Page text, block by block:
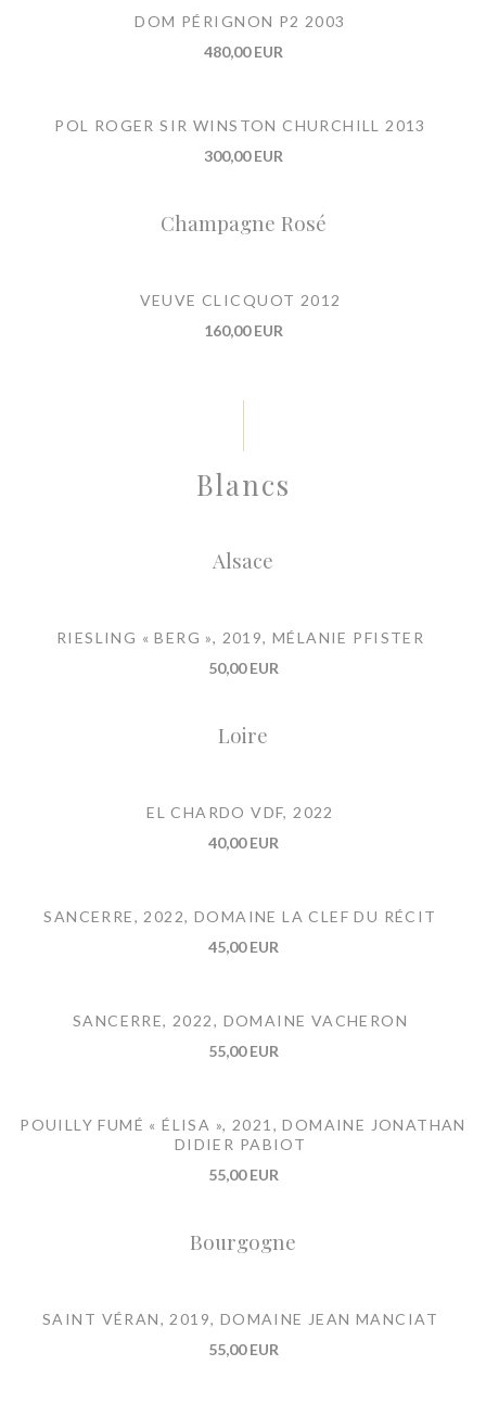
DOM PÉRIGNON P2 2003
480,00 EUR
POL ROGER SIR WINSTON CHURCHILL 2013
300,00 EUR
Champagne Rosé
VEUVE CLICQUOT 2012
160,00 EUR
Blancs
Alsace
RIESLING « BERG », 2019, MÉLANIE PFISTER
50,00 EUR
Loire
EL CHARDO VDF, 2022
40,00 EUR
SANCERRE, 2022, DOMAINE LA CLEF DU RÉCIT
45,00 EUR
SANCERRE, 2022, DOMAINE VACHERON
55,00 EUR
POUILLY FUMÉ « ÉLISA », 2021, DOMAINE JONATHAN
DIDIER PABIOT
55,00 EUR
Bourgogne
SAINT VÉRAN, 2019, DOMAINE JEAN MANCIAT
55,00 EUR